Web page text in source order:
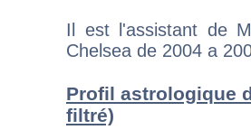
Il est l'assistant de
Chelsea de 2004 a
Profil astrologique
filtré)